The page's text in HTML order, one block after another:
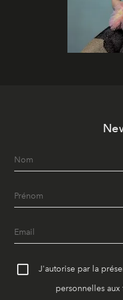
J'autorise par la
personnelles aux